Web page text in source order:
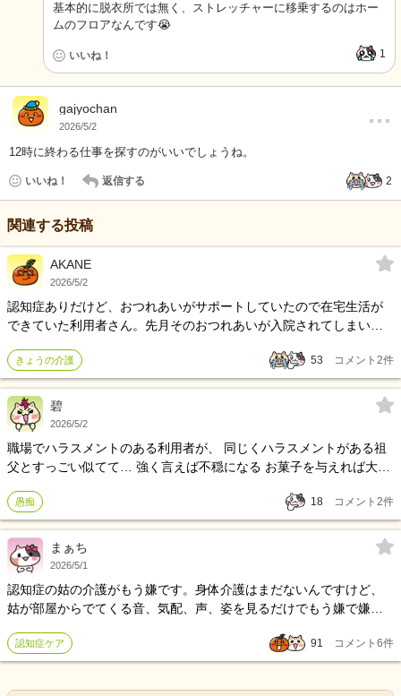
基本的に脱衣所では無く、ストレッチャーに移乗するのはホー
ムのフロアなんです😭
いいね！ 1
gajyochan
2026/5/2 …
12時に終わる仕事を探すのがいいでしょうね。
いいね！ 返信する 2
関連する投稿
AKANE
2026/5/2
認知症ありだけど、おつれあいがサポートしていたので在宅生活が
できていた利用者さん。先月そのおつれあいが入院されてしまい、
なってきていて、訪問回数を増やして対応しているものの、気付け
ば最近じわじわとお痩せになってきててハラハラしてます。うちの
サ責に報告はしてるのですが「もともと太ってる人だし、ちょっと
くらい痩せても大丈夫でしょ」みたいな反応で…。食べられなくな
いますが、その方は食欲はあって用意したものはモリモリ召し上が
ってますし、持病はあっても肉体的にはまだ全然お元気です。そん
な人を飢えさせて弱らせてしまうのは、福祉に従事する者として忸
怩たる思いですし、単純に、誰かが腹を減らしているのが我慢なら
んのです。老若男女全人類、おいしいものを腹いっぱい食べて幸福
であれよ…！
きょうの介護 53 コメント 2件
碧
2026/5/2
職場でハラスメントのある利用者が、 同じくハラスメントがある祖
父とすっごい似てて… 強く言えば不穏になる お菓子を与えれば大人
愚痴 18 コメント 2件
まぁち
2026/5/1
認知症の姑の介護がもう嫌です。身体介護はまだないんですけど、
姑が部屋からでてくる音、気配、声、姿を見るだけでもう嫌で嫌で
てきて、今はとにかく嫌で嫌で関わりたくない。同居だし旦那は昼
間も夜も仕事でいないことがほとんどだし、私以外サポートする人
認知症ケア 91 コメント 6件